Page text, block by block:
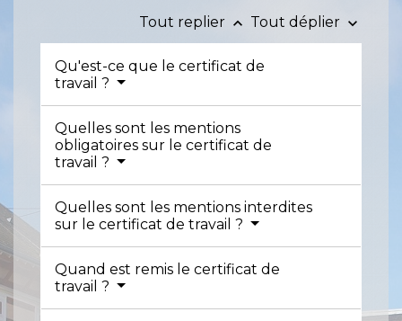
Tout replier keyboard_arrow_up Tout déplier keyboard_arrow_down
Qu'est-ce que le certificat de
travail ?
Quelles sont les mentions
obligatoires sur le certificat de
travail ?
Quelles sont les mentions interdites
sur le certificat de travail ?
Quand est remis le certificat de
travail ?